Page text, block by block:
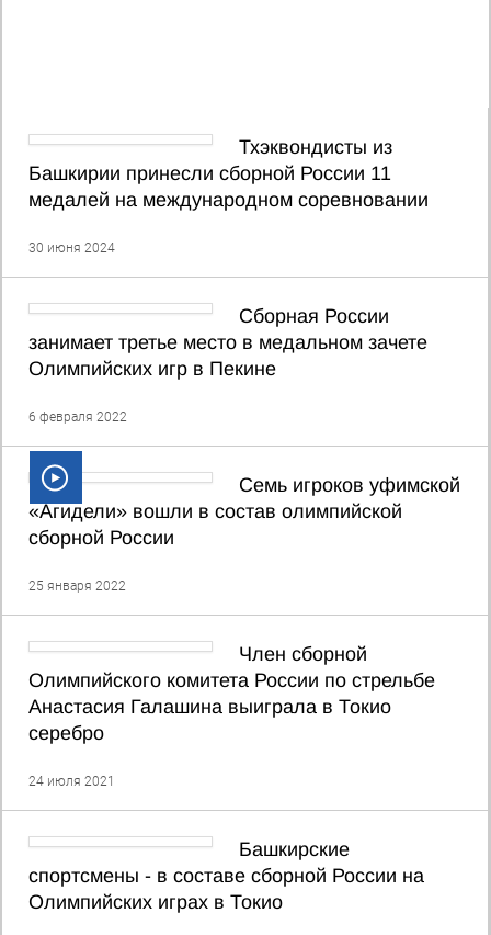
Тхэквондисты из
Башкирии принесли сборной России 11
медалей на международном соревновании
30 июня 2024
Сборная России
занимает третье место в медальном зачете
Олимпийских игр в Пекине
6 февраля 2022
Семь игроков уфимской
«Агидели» вошли в состав олимпийской
сборной России
25 января 2022
Член сборной
Олимпийского комитета России по стрельбе
Анастасия Галашина выиграла в Токио
серебро
24 июля 2021
Башкирские
спортсмены - в составе сборной России на
Олимпийских играх в Токио